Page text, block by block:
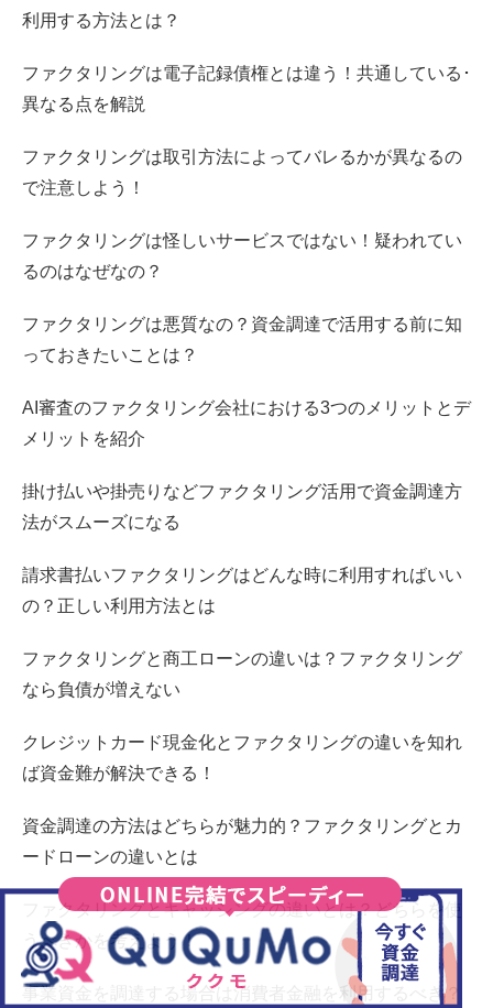
利用する方法とは？
ファクタリングは電子記録債権とは違う！共通している･
異なる点を解説
ファクタリングは取引方法によってバレるかが異なるの
で注意しよう！
ファクタリングは怪しいサービスではない！疑われてい
るのはなぜなの？
ファクタリングは悪質なの？資金調達で活用する前に知
っておきたいことは？
AI審査のファクタリング会社における3つのメリットとデ
メリットを紹介
掛け払いや掛売りなどファクタリング活用で資金調達方
法がスムーズになる
請求書払いファクタリングはどんな時に利用すればいい
の？正しい利用方法とは
ファクタリングと商工ローンの違いは？ファクタリング
なら負債が増えない
クレジットカード現金化とファクタリングの違いを知れ
ば資金難が解決できる！
資金調達の方法はどちらが魅力的？ファクタリングとカ
ードローンの違いとは
ファクタリングとキャッシングの違いとは？どちらを使
うべきかを考えよう！
事業資金を調達する場合は消費者金融を利用するべき？